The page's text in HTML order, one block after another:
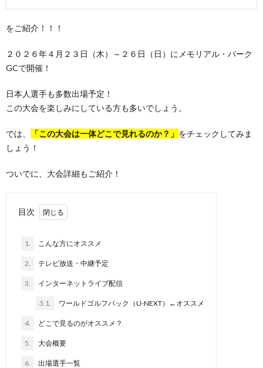
をご紹介！！！
２０２６年４月２３日（木）～２６日（日）にメモリアル・パーク
GCで開催！
日本人選手も多数出場予定！
この大会を楽しみにしている方も多いでしょう。
では、 「この大会は一体どこで見れるのか？」 をチェックしてみま
しょう！
ついでに、大会詳細もご紹介！
目次
1. こんな方にオススメ
2. テレビ放送・中継予定
3. インターネットライブ配信
3.1. ワールドゴルフパック（U-NEXT）←オススメ
4. どこで見るのがオススメ？
5. 大会概要
6. 出場選手一覧